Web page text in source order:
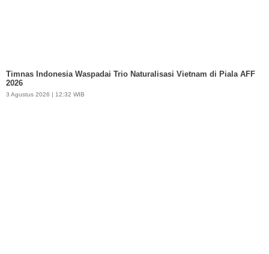
Timnas Indonesia Waspadai Trio Naturalisasi Vietnam di Piala AFF
2026
3 Agustus 2026 | 12:32 WIB